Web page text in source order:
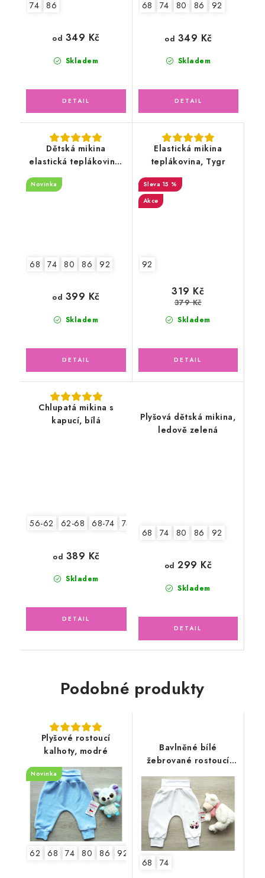
74 86
Skladem
od 349 Kč
68 74 80 86 92
Skladem
od 349 Kč
Dětská mikina
elastická teplákovina,
Novinka
68 74 80 86 92
Skladem
od 399 Kč
Elastická mikina
teplákovina, Tygr
15 %
Akce
92
Skladem
319 Kč
379 Kč
Chlupatá mikina s
kapucí, bílá
56-62 62-68 68-74 74-80
Skladem
od 389 Kč
Plyšová dětská mikina,
ledově zelená
68 74 80 86 92
Skladem
od 299 Kč
Podobné produkty
Plyšové rostoucí
kalhoty, modré
Novinka
62 68 74 80 86 92
Bavlněné bílé
žebrované rostoucí
68 74